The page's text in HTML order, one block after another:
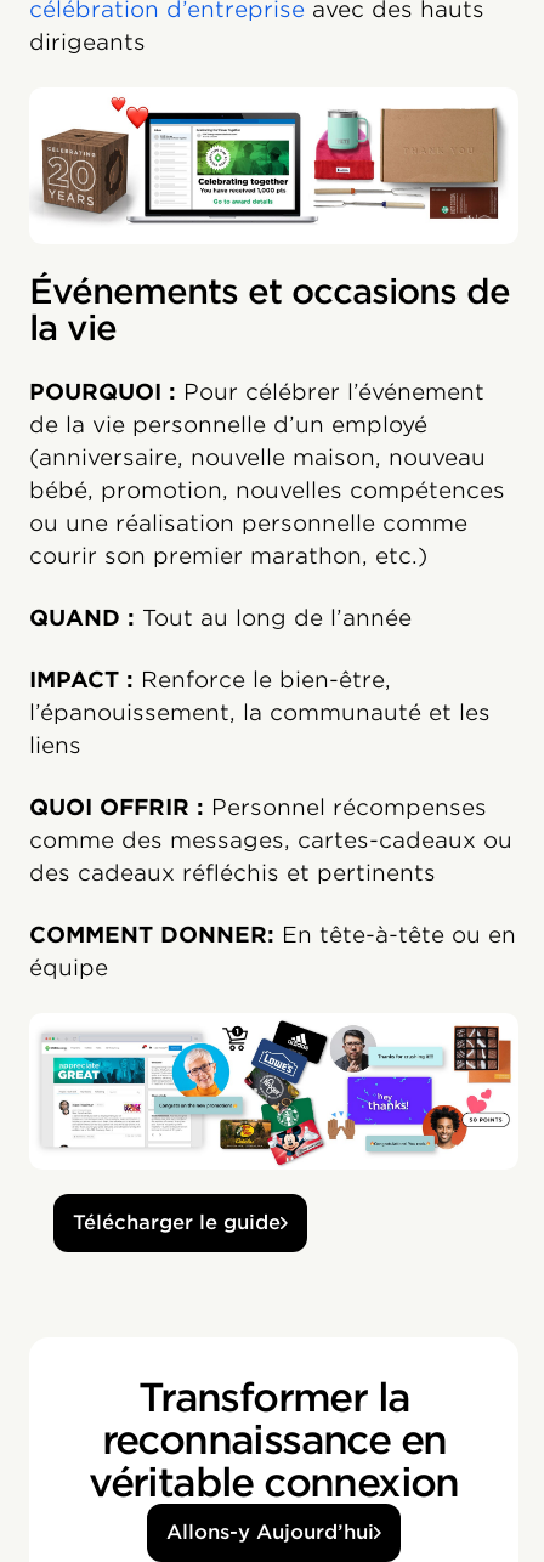
célébration d’entreprise avec des hauts
dirigeants
Événements et occasions de
la vie
POURQUOI : Pour célébrer l’événement
de la vie personnelle d’un employé
(anniversaire, nouvelle maison, nouveau
bébé, promotion, nouvelles compétences
ou une réalisation personnelle comme
courir son premier marathon, etc.)
QUAND : Tout au long de l’année
IMPACT : Renforce le bien-être,
l’épanouissement, la communauté et les
liens
QUOI OFFRIR : Personnel récompenses
comme des messages, cartes-cadeaux ou
des cadeaux réfléchis et pertinents
COMMENT DONNER: En tête-à-tête ou en
équipe
Télécharger le guide
Transformer la
reconnaissance en
véritable connexion
Allons-y Aujourd’hui